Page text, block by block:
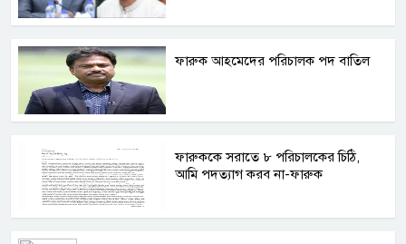
ফারুক আহমেদের পরিচালক পদ বাতিল
ফারুককে সরাতে ৮ পরিচালকের চিঠি,
আমি পদত্যাগ করব না-ফারুক